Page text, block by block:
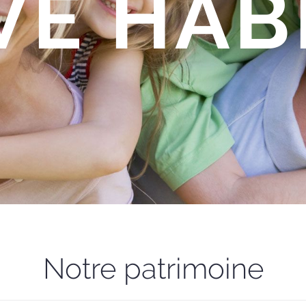
Notre patrimoine